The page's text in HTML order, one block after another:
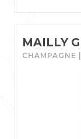
MAILLY
CHAMPAGNE